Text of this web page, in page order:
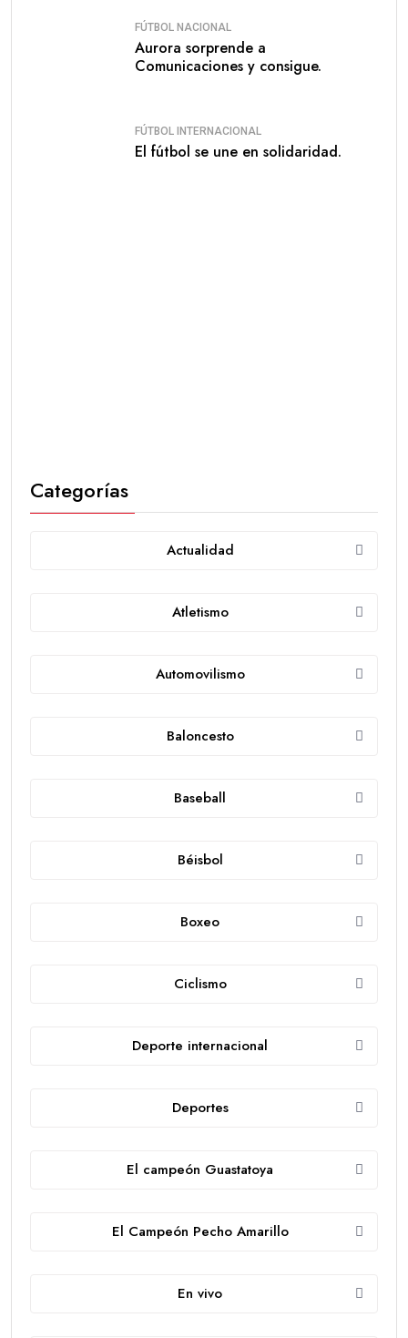
FÚTBOL NACIONAL
Aurora sorprende a
Comunicaciones y consigue.
FÚTBOL INTERNACIONAL
El fútbol se une en solidaridad.
Categorías
Actualidad
Atletismo
Automovilismo
Baloncesto
Baseball
Béisbol
Boxeo
Ciclismo
Deporte internacional
Deportes
El campeón Guastatoya
El Campeón Pecho Amarillo
En vivo